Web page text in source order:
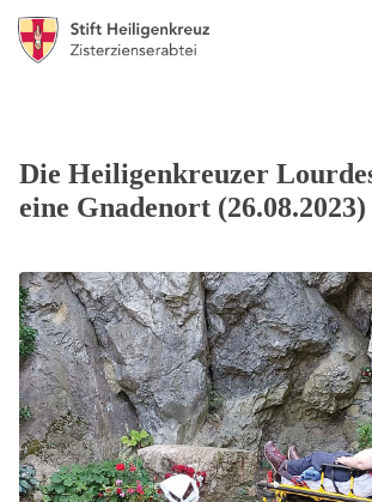
Die Heiligenkreuzer
eine Gnadenort (26.08.2023)